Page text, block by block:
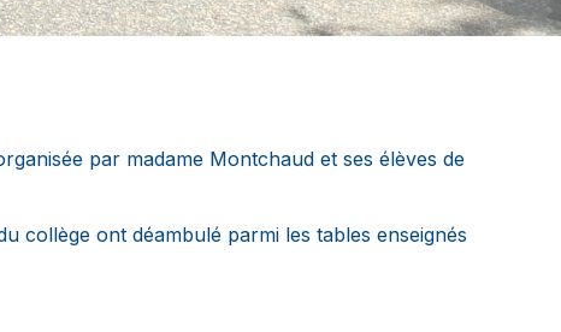
par madame Montchaud et ses élèves de
collège ont déambulé parmi les tables enseignés